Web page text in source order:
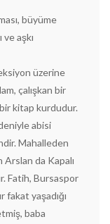
büyüme
ve aşkı
üzerine
çalışkan bir
kitap kurdudur.
abisi
Mahalleden
da Kapalı
Fatih, Bursaspor
yaşadığı
baba